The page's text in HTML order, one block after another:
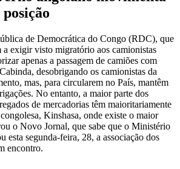
de Democrática do Congo (RDC), que
a exigir visto migratório aos camionistas
apenas a passagem de camiões com
desobrigando os camionistas da
mas, para circularem no País, mantêm
No entanto, a maior parte dos
de mercadorias têm maioritariamente
Kinshasa, onde existe o maior
o Novo Jornal, que sabe que o Ministério
esta segunda-feira, 28, a associação dos
encontro.